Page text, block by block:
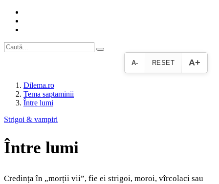
A- RESET A+
Dilema.ro
Tema saptaminii
Între lumi
Strigoi & vampiri
Între lumi
Credința în „morții vii”, fie ei strigoi, moroi, vîrcolaci sau